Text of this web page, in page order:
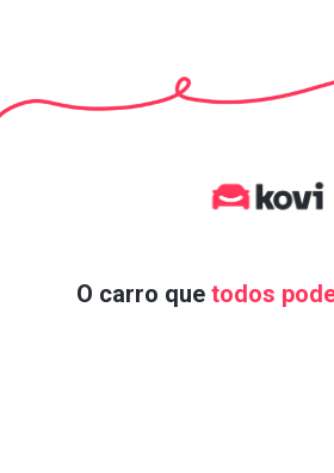
O carro que todos